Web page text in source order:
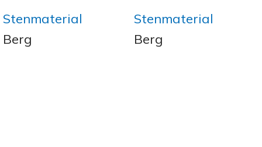
Stenmaterial
Berg
Stenmaterial
Berg